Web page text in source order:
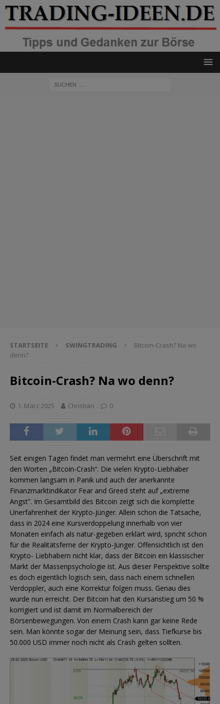
STARTSEITE SWINGTRADING
Bitcoin-Crash? Na wo
denn?
Bitcoin-Crash? Na wo denn?
1. März 2025 Christian 0
Seit einigen Tagen findet man vermehrt eine Überschrift mit
den Worten „Bitcoin-Crash“. Die vielen Krypto-Liebhaber
kommen langsam in Panik und auch der anerkannte
Finanzmarktindikator Fear and Greed steht auf „extreme
Angst”. Im Gesamtbild des Bitcoin zeigt sich die komplette
Unerfahrenheit der Krypto-Jünger. Allein schon die Tatsache,
dass in 2024 eine Kursverdoppelung innerhalb von vier
Monaten einfach als natur-gegeben erklärt wird, spricht schon
für die Realitätsferne der Krypto-Jünger. Offensichtlich ist den
Krypto- Liebhabern nicht klar, dass der Bitcoin ein klassischer
Markt der Massenpsychologie ist. Aus dieser Perspektive sollte
es doch eigentlich logisch sein, dass nach einem schnellen
Verdoppler, auch eine Korrektur folgen muss. Genau dies
wurde nun erreicht. Der Bitcoin hat den Kursanstieg um 50 %
korrigiert und ist damit im Normalbereich der
Börsenbewegungen. Von einem Crash kann gar keine Rede
sein. Man könnte sogar der Meinung sein, dass Tiefkurse bis
50.000 USD immer noch nicht als Crash gelten sollten.